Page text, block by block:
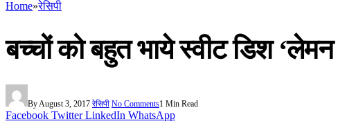
Home»रेसिपी
बच्चों को बहुत भाये स्वीट डिश ‘लेमन
By August 3, 2017 रेसिपी No Comments1 Min Read
Facebook Twitter LinkedIn WhatsApp